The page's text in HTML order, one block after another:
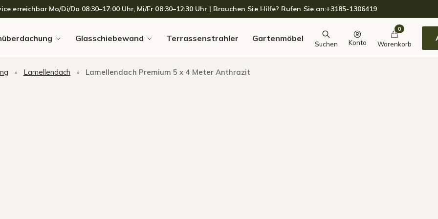
erreichbar Mo/Di/Do 08:30–17:00 Uhr, Mi/Fr 08:30–12:30 Uhr | Brauchen Sie Hilfe? Rufen Sie an:+3185-1306419
Glasschiebewand Terrassenstrahler Gartenmöbel
Suchen Konto
0
Warenkorb
» Lamellendach » Lamellendach Premium 5 x 4 Meter Anthrazit